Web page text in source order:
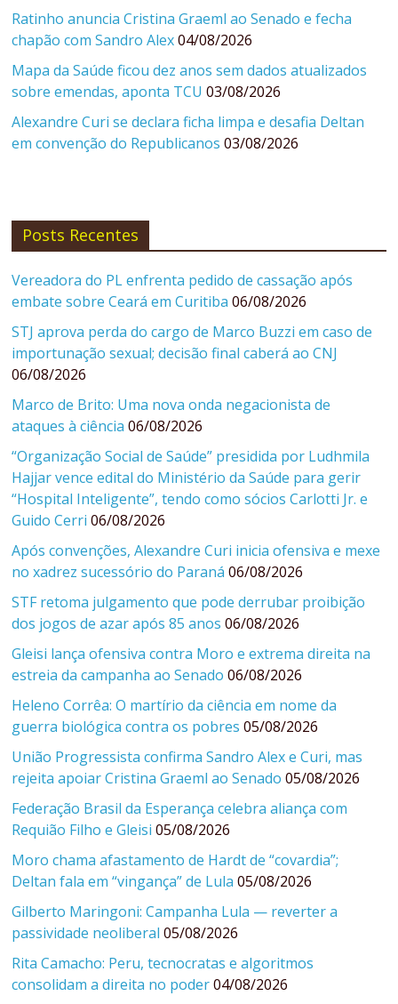
Ratinho anuncia Cristina Graeml ao Senado e fecha
chapão com Sandro Alex 04/08/2026
Mapa da Saúde ficou dez anos sem dados atualizados
sobre emendas, aponta TCU 03/08/2026
Alexandre Curi se declara ficha limpa e desafia Deltan
em convenção do Republicanos 03/08/2026
Posts Recentes
Vereadora do PL enfrenta pedido de cassação após
embate sobre Ceará em Curitiba 06/08/2026
STJ aprova perda do cargo de Marco Buzzi em caso de
importunação sexual; decisão final caberá ao CNJ
06/08/2026
Marco de Brito: Uma nova onda negacionista de
ataques à ciência 06/08/2026
“Organização Social de Saúde” presidida por Ludhmila
Hajjar vence edital do Ministério da Saúde para gerir
“Hospital Inteligente”, tendo como sócios Carlotti Jr. e
Guido Cerri 06/08/2026
Após convenções, Alexandre Curi inicia ofensiva e mexe
no xadrez sucessório do Paraná 06/08/2026
STF retoma julgamento que pode derrubar proibição
dos jogos de azar após 85 anos 06/08/2026
Gleisi lança ofensiva contra Moro e extrema direita na
estreia da campanha ao Senado 06/08/2026
Heleno Corrêa: O martírio da ciência em nome da
guerra biológica contra os pobres 05/08/2026
União Progressista confirma Sandro Alex e Curi, mas
rejeita apoiar Cristina Graeml ao Senado 05/08/2026
Federação Brasil da Esperança celebra aliança com
Requião Filho e Gleisi 05/08/2026
Moro chama afastamento de Hardt de “covardia”;
Deltan fala em “vingança” de Lula 05/08/2026
Gilberto Maringoni: Campanha Lula — reverter a
passividade neoliberal 05/08/2026
Rita Camacho: Peru, tecnocratas e algoritmos
consolidam a direita no poder 04/08/2026